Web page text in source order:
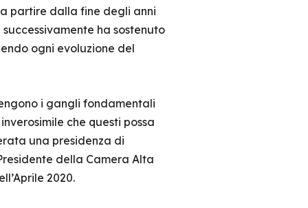
partire dalla fine degli anni
ha sostenuto
ogni evoluzione del
i gangli fondamentali
che questi possa
una presidenza di
della Camera Alta
2020.